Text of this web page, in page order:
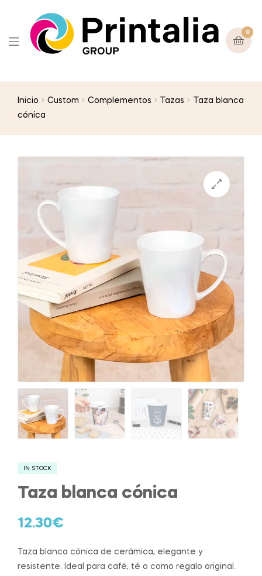
0
Inicio Custom Complementos Tazas
Taza blanca
cónica
IN STOCK
Taza blanca cónica
12.30€
Taza blanca cónica de cerámica, elegante y
resistente. Ideal para café, té o como regalo original.